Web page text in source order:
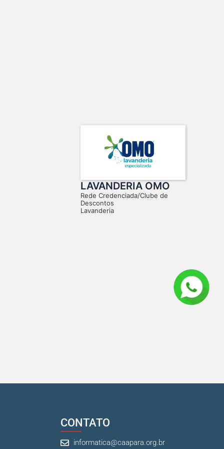
LAVANDERIA OMO
Rede Credenciada/Clube de
Descontos
Lavanderia
CONTATO
informatica@caapara.org.br